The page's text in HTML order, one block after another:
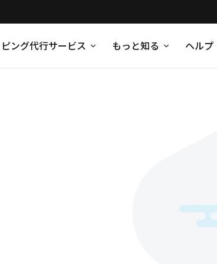
ング代行サービス もっと知る ヘルプ